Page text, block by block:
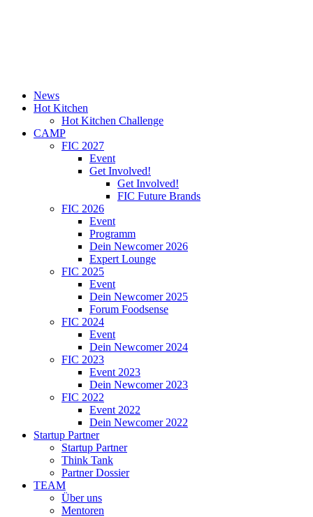
News
Hot Kitchen
Hot Kitchen Challenge
CAMP
FIC 2027
Event
Get Involved!
Get Involved!
FIC Future Brands
FIC 2026
Event
Programm
Dein Newcomer 2026
Expert Lounge
FIC 2025
Event
Dein Newcomer 2025
Forum Foodsense
FIC 2024
Event
Dein Newcomer 2024
FIC 2023
Event 2023
Dein Newcomer 2023
FIC 2022
Event 2022
Dein Newcomer 2022
Startup Partner
Startup Partner
Think Tank
Partner Dossier
TEAM
Über uns
Mentoren